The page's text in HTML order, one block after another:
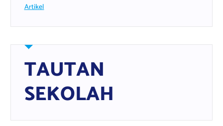
Artikel
TAUTAN
SEKOLAH